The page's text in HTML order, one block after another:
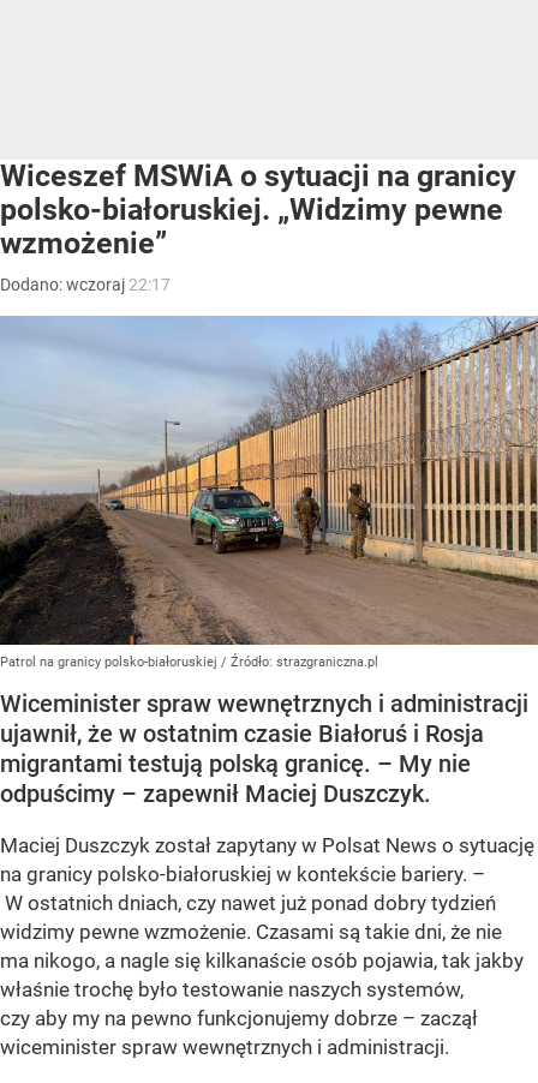
Wiceszef MSWiA o sytuacji na granicy
polsko-białoruskiej. „Widzimy pewne
wzmożenie”
Dodano:wczoraj 22:17
Patrol na granicy polsko-białoruskiej / Źródło: strazgraniczna.pl
Wiceminister spraw wewnętrznych i administracji
ujawnił, że w ostatnim czasie Białoruś i Rosja
migrantami testują polską granicę. – My nie
odpuścimy – zapewnił Maciej Duszczyk.
Maciej Duszczyk został zapytany w Polsat News o sytuację
na granicy polsko-białoruskiej w kontekście bariery. –
W ostatnich dniach, czy nawet już ponad dobry tydzień
widzimy pewne wzmożenie. Czasami są takie dni, że nie
ma nikogo, a nagle się kilkanaście osób pojawia, tak jakby
właśnie trochę było testowanie naszych systemów,
czy aby my na pewno funkcjonujemy dobrze – zaczął
wiceminister spraw wewnętrznych i administracji.